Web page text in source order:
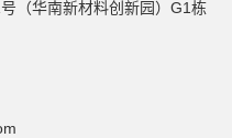
（华南新材料创新园）G1栋